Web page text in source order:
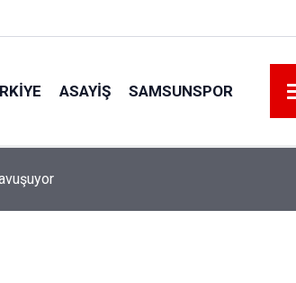
ASAYİŞ SAMSUNSPOR